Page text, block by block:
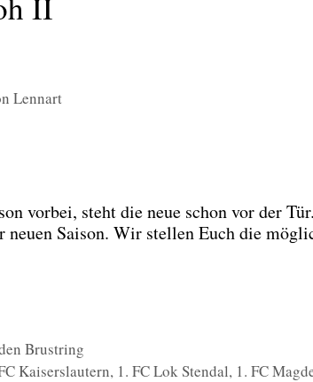
Lennart
vor­bei, steht die neue schon vor der
neu­en Sai­son. Wir stel­len Euch die
Brustring
Kaiserslautern, 1. FC Lok Stendal, 1. FC